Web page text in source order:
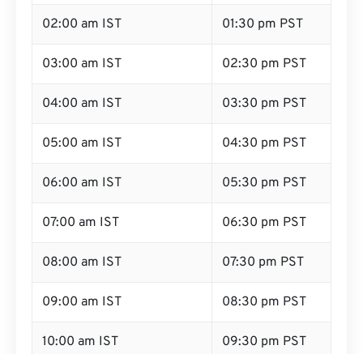
02:00 am IST 01:30 pm PST
03:00 am IST 02:30 pm PST
04:00 am IST 03:30 pm PST
05:00 am IST 04:30 pm PST
06:00 am IST 05:30 pm PST
07:00 am IST 06:30 pm PST
08:00 am IST 07:30 pm PST
09:00 am IST 08:30 pm PST
10:00 am IST 09:30 pm PST